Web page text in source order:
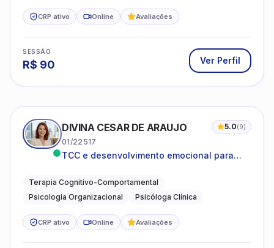
CRP ativo Online Avaliações
SESSÃO
R$ 90 Ver Perfil
DIVINA CESAR DE ARAUJO 5.0(9)
01/22517
TCC e desenvolvimento emocional para
Terapia Cognitivo-Comportamental
Psicologia Organizacional
Psicóloga Clínica
CRP ativo Online Avaliações